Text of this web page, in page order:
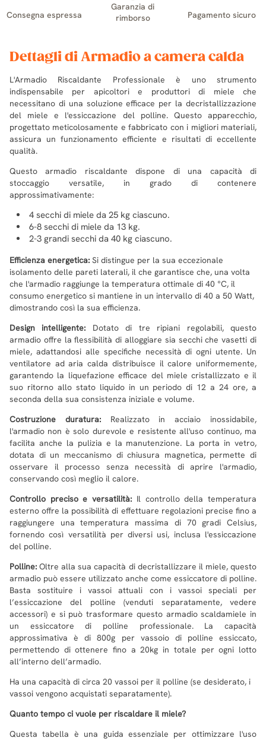
Consegna espressa
Garanzia di
rimborso
Pagamento sicuro
Dettagli di Armadio a camera calda
L'Armadio Riscaldante Professionale è uno strumento
indispensabile per apicoltori e produttori di miele che
necessitano di una soluzione efficace per la decristallizzazione
del miele e l'essiccazione del polline. Questo apparecchio,
progettato meticolosamente e fabbricato con i migliori materiali,
assicura un funzionamento efficiente e risultati di eccellente
qualità.
Questo armadio riscaldante dispone di una capacità di
stoccaggio versatile, in grado di contenere
approssimativamente:
4 secchi di miele da 25 kg ciascuno.
6-8 secchi di miele da 13 kg.
2-3 grandi secchi da 40 kg ciascuno.
Efficienza energetica: Si distingue per la sua eccezionale
isolamento delle pareti laterali, il che garantisce che, una volta
che l'armadio raggiunge la temperatura ottimale di 40 °C, il
consumo energetico si mantiene in un intervallo di 40 a 50 Watt,
dimostrando così la sua efficienza.
Design intelligente: Dotato di tre ripiani regolabili, questo
armadio offre la flessibilità di alloggiare sia secchi che vasetti di
miele, adattandosi alle specifiche necessità di ogni utente. Un
ventilatore ad aria calda distribuisce il calore uniformemente,
garantendo la liquefazione efficace del miele cristallizzato e il
suo ritorno allo stato liquido in un periodo di 12 a 24 ore, a
seconda della sua consistenza iniziale e volume.
Costruzione duratura:Realizzato in acciaio inossidabile,
l'armadio non è solo durevole e resistente all'uso continuo, ma
facilita anche la pulizia e la manutenzione. La porta in vetro,
dotata di un meccanismo di chiusura magnetica, permette di
osservare il processo senza necessità di aprire l'armadio,
conservando così meglio il calore.
Controllo preciso e versatilità: Il controllo della temperatura
esterno offre la possibilità di effettuare regolazioni precise fino a
raggiungere una temperatura massima di 70 gradi Celsius,
fornendo così versatilità per diversi usi, inclusa l'essiccazione
del polline.
Polline: Oltre alla sua capacità di decristallizzare il miele, questo
armadio può essere utilizzato anche come essiccatore di polline.
Basta sostituire i vassoi attuali con i vassoi speciali per
l’essiccazione del polline (venduti separatamente, vedere
accessori) e si può trasformare questo armadio scaldamiele in
un essiccatore di polline professionale. La capacità
approssimativa è di 800g per vassoio di polline essiccato,
permettendo di ottenere fino a 20kg in totale per ogni lotto
all’interno dell’armadio.
Ha una capacità di circa 20 vassoi per il polline (se desiderato, i
vassoi vengono acquistati separatamente).
Quanto tempo ci vuole per riscaldare il miele?
Questa tabella è una guida essenziale per ottimizzare l'uso